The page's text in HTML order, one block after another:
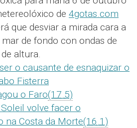
de 4gotas.com
que desviar a mirada cara a
de fondo con ondas de
altura.
o causante de esnaquizar o
Fisterra
o Faro(17.5)
volve facer o
na Costa da Morte(16.1)